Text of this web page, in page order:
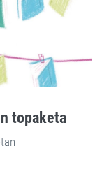
topaketa